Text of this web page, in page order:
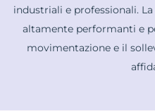
industriali e professionali.
altamente performanti e
movimentazione e il